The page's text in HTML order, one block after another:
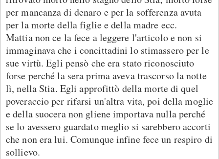
per mancanza di denaro e per la sofferenza avuta
per la morte della figlie e della madre ecc.
Mattia non ce la fece a leggere l'articolo e non si
immaginava che i concittadini lo stimassero per le
sue virtù. Egli pensò che era stato riconosciuto
forse perché la sera prima aveva trascorso la notte
lì, nella Stia. Egli approfittò della morte di quel
poveraccio per rifarsi un'altra vita, poi della moglie
e della suocera non gliene importava nulla perché
se lo avessero guardato meglio si sarebbero accorti
che non era lui. Comunque infine fece un respiro di
sollievo.